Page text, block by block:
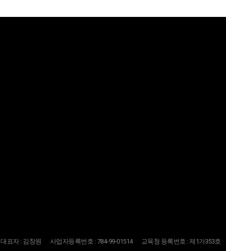
대표자 : 김창원 사업자등록번호 : 784-99-01514
교육청 등록번호 : 제1가353호